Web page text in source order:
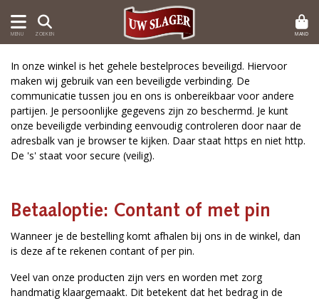
MENU ZOEKEN MAND
In onze winkel is het gehele bestelproces beveiligd. Hiervoor
maken wij gebruik van een beveiligde verbinding. De
communicatie tussen jou en ons is onbereikbaar voor andere
partijen. Je persoonlijke gegevens zijn zo beschermd. Je kunt
onze beveiligde verbinding eenvoudig controleren door naar de
adresbalk van je browser te kijken. Daar staat https en niet http.
De 's' staat voor secure (veilig).
Betaaloptie: Contant of met pin
Wanneer je de bestelling komt afhalen bij ons in de winkel, dan
is deze af te rekenen contant of per pin.
Veel van onze producten zijn vers en worden met zorg
handmatig klaargemaakt. Dit betekent dat het bedrag in de